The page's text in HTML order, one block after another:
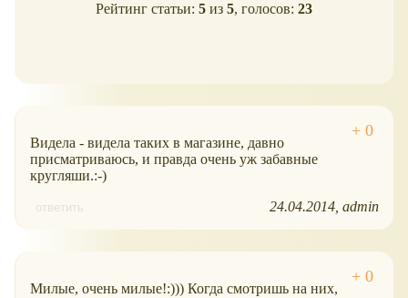
Рейтинг статьи: 5 из 5, голосов: 23
Видела - видела таких в магазине, давно
присматриваюсь, и правда очень уж забавные
кругляши.:-)
ответить 24.04.2014 admin
Милые, очень милые!:))) Когда смотришь на них,